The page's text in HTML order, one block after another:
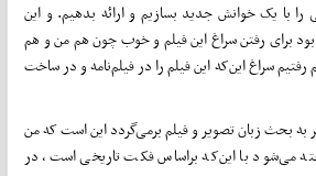
با یک خوانش جدید بسازیم و ارائه بدهیم. و این
برای رفتن سراغ این فیلم و خوب چون هم من و هم
رفتیم سراغ این‌که این فیلم را در فیلم‌نامه و در ساخت
بحث زبان تصویر و فیلم برمی‌گردد این است که من
می‌شود با این‌که براساس فکت تاریخی است، در